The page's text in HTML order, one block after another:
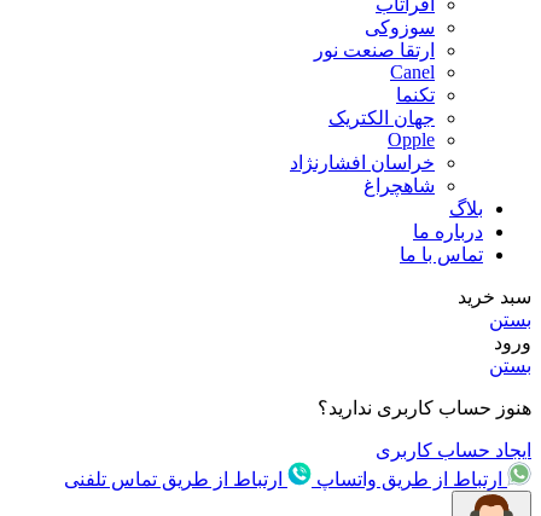
سوزوکی
ارتقا صنعت نور
Canel
تکنما
جهان الکتریک
Opple
خراسان افشارنژاد
شاهچراغ
بلاگ
درباره ما
تماس با ما
سبد خرید
بستن
ورود
بستن
هنوز حساب کاربری ندارید؟
ایجاد حساب کاربری
ارتباط از طریق واتساپ
ارتباط از طریق تماس تلفنی